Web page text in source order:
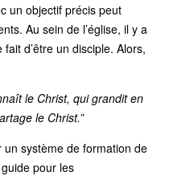
un objectif précis peut
Au sein de l’église, il y a
d’être un disciple. Alors,
le Christ, qui grandit en
le Christ.”
système de formation de
pour les